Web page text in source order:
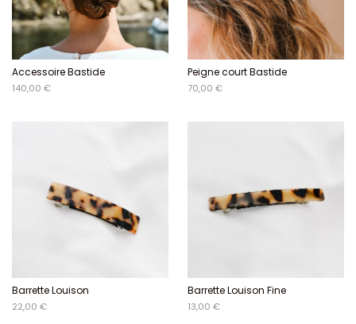
Accessoire Bastide
140,00 €
Peigne court Bastide
70,00 €
Barrette Louison
22,00 €
Barrette Louison Fine
13,00 €